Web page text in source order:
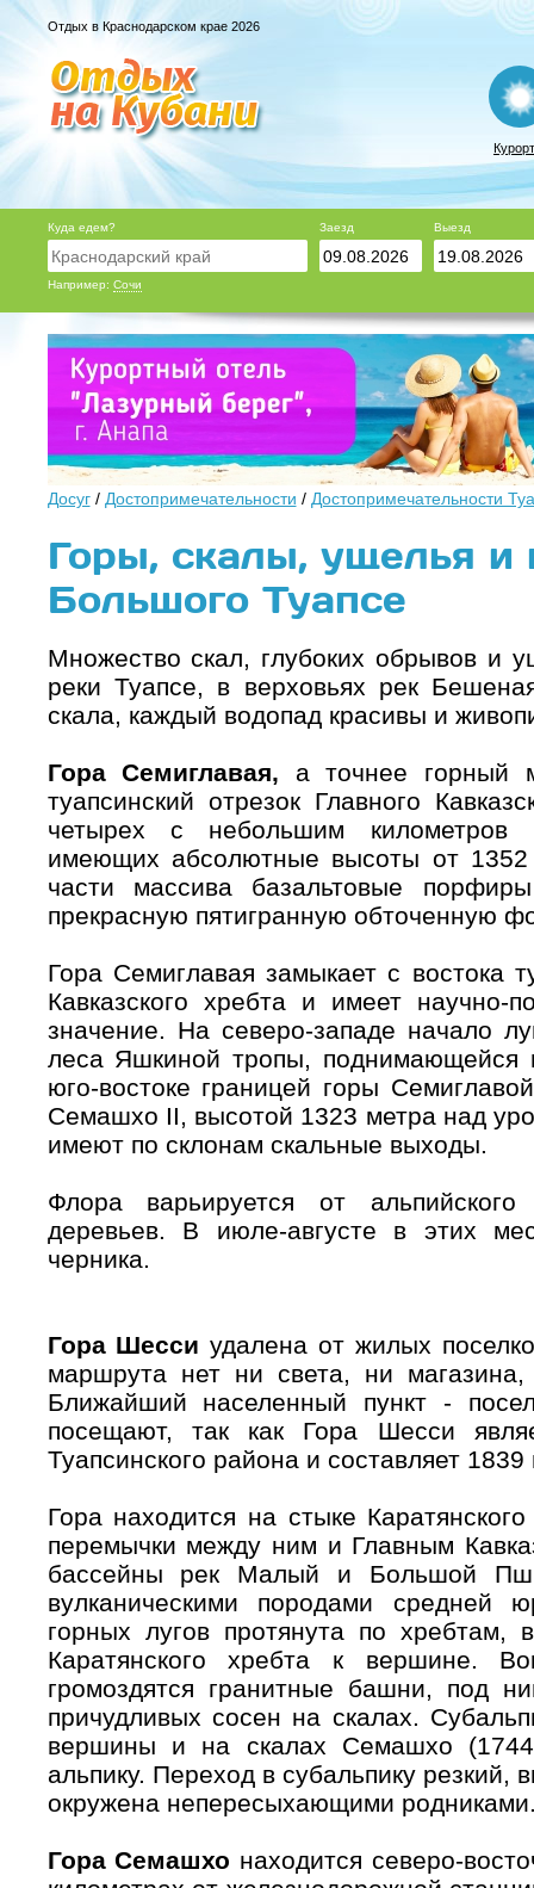
Отдых в Краснодарском крае 2026
Куда едем?
Например: Сочи
Заезд Выезд
Досуг/ Достопримечательности / Достопримечательности
Горы, скалы, ущелья
Большого Туапсе
Множество скал, глубоких обрывов и
реки Туапсе, в верховьях рек
скала, каждый водопад красивы и
Гора Семиглавая, а точнее горный
туапсинский отрезок Главного
четырех с небольшим километров
имеющих абсолютные высоты от
части массива базальтовые
прекрасную пятигранную обточенную
Гора Семиглавая замыкает с востока
Кавказского хребта и имеет научно-
значение. На северо-западе начало
леса Яшкиной тропы, поднимающейся
юго-востоке границей горы
Семашхо II, высотой 1323 метра над
имеют по склонам скальные выходы.
Флора варьируется от
деревьев. В июле-августе в этих
черника.
Гора Шесси удалена от жилых
маршрута нет ни света, ни
Ближайший населенный пункт -
посещают, так как Гора Шесси
Туапсинского района и составляет
Гора находится на стыке
перемычки между ним и Главным
бассейны рек Малый и Большой
вулканическими породами средней
горных лугов протянута по
Каратянского хребта к вершине.
громоздятся гранитные башни, под
причудливых сосен на скалах.
вершины и на скалах Семашхо
альпику. Переход в субальпику
окружена непересыхающими
Гора Семашхо находится северо-